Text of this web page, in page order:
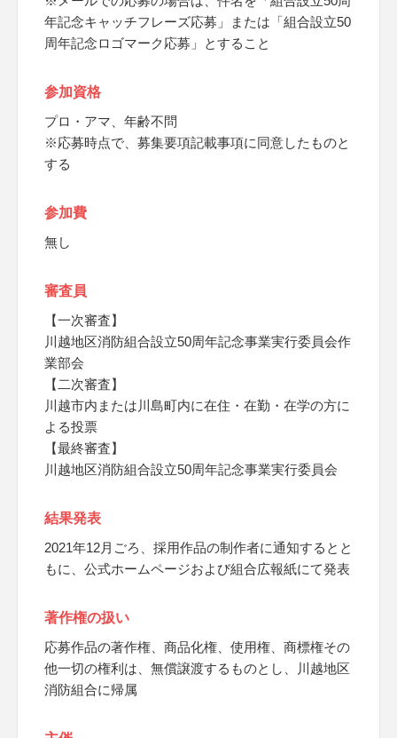
年記念キャッチフレーズ応募」または「組合設立50
周年記念ロゴマーク応募」とすること
参加資格
プロ・アマ、年齢不問
※応募時点で、募集要項記載事項に同意したものと
する
参加費
無し
審査員
【一次審査】
川越地区消防組合設立50周年記念事業実行委員会作
業部会
【二次審査】
川越市内または川島町内に在住・在勤・在学の方に
よる投票
【最終審査】
川越地区消防組合設立50周年記念事業実行委員会
結果発表
2021年12月ごろ、採用作品の制作者に通知するとと
もに、公式ホームページおよび組合広報紙にて発表
著作権の扱い
応募作品の著作権、商品化権、使用権、商標権その
他一切の権利は、無償譲渡するものとし、川越地区
消防組合に帰属